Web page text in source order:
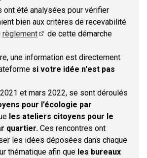
ont été analysées pour vérifier
bien aux critères de recevabilité
règlement
de cette démarche
une information est directement
si votre idée n'est pas
et mars 2022, se sont déroulés
pour l’écologie par
les ateliers citoyens pour le
quartier. Ces rencontres ont
les idées déposées dans chaque
thématique afin que les bureaux